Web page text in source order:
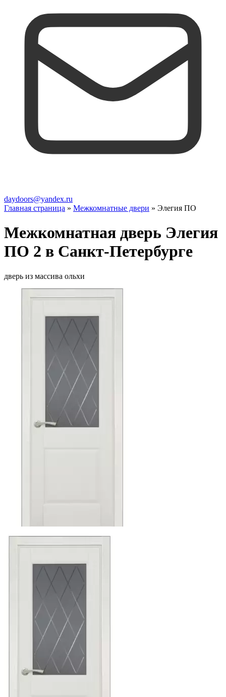
daydoors@yandex.ru
Главная страница » Межкомнатные двери » Элегия ПО
Межкомнатная дверь Элегия
ПО 2 в Санкт-Петербурге
дверь из массива ольхи